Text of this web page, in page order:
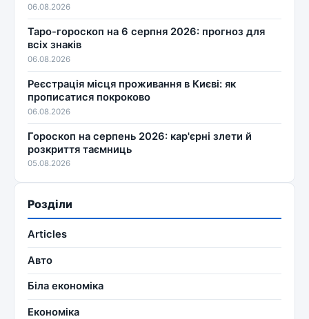
06.08.2026
Таро-гороскоп на 6 серпня 2026: прогноз для
всіх знаків
06.08.2026
Реєстрація місця проживання в Києві: як
прописатися покроково
06.08.2026
Гороскоп на серпень 2026: кар'єрні злети й
розкриття таємниць
05.08.2026
Розділи
Articles
Авто
Біла економіка
Економіка